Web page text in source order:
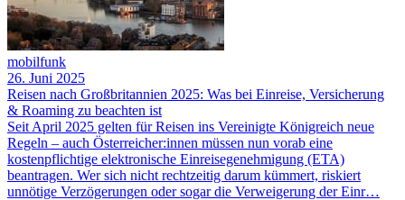
mobilfunk
26. Juni 2025
Reisen nach Großbritannien 2025: Was bei Einreise, Versicherung
& Roaming zu beachten ist
Seit April 2025 gelten für Reisen ins Vereinigte Königreich neue
Regeln – auch Österreicher:innen müssen nun vorab eine
kostenpflichtige elektronische Einreisegenehmigung (ETA)
beantragen. Wer sich nicht rechtzeitig darum kümmert, riskiert
unnötige Verzögerungen oder sogar die Verweigerung der Einr…